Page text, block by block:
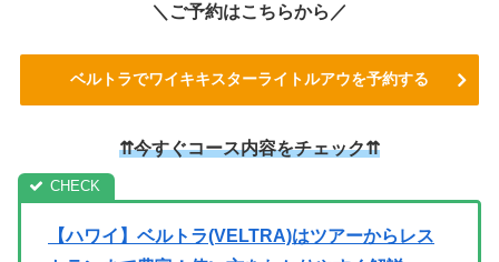
＼ご予約はこちらから／
ベルトラでワイキキスターライトルアウを予約する
⇈今すぐコース内容をチェック⇈
【ハワイ】ベルトラ(VELTRA)はツアーからレス